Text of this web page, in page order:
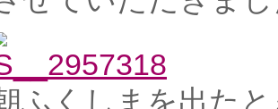
ふくしまを出た